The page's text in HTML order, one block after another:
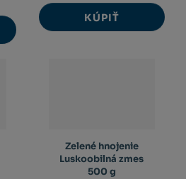
KÚPIŤ
Zelené hnojenie
Luskoobilná zmes
500 g